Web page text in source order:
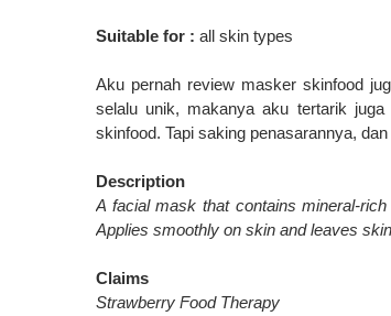
Suitable for : all skin types
Aku pernah review masker skinfood
selalu unik, makanya aku tertarik
skinfood. Tapi saking penasarannya,
Description
A facial mask that contains mineral-
Applies smoothly on skin and leaves
Claims
Strawberry Food Therapy